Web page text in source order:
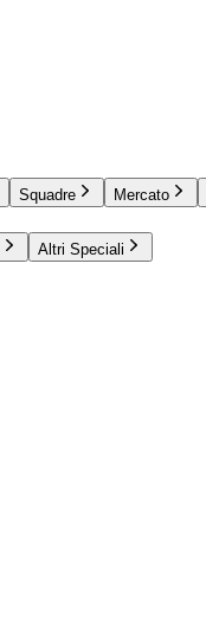
Squadre Mercato
Altri Speciali